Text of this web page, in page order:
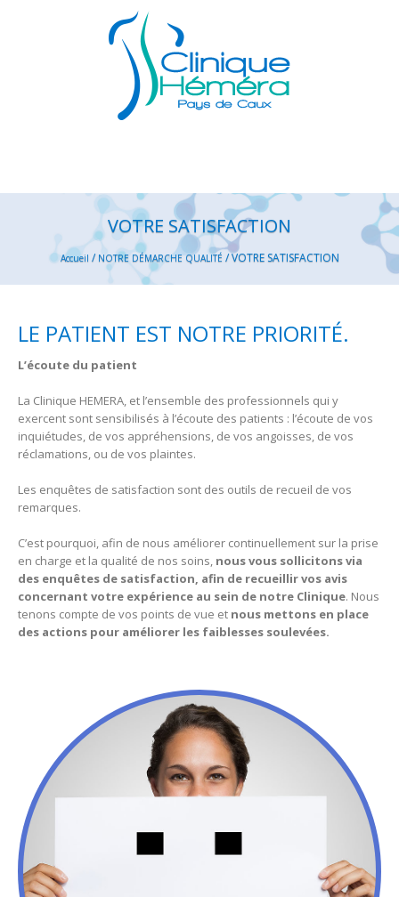
VOTRE SATISFACTION
Accueil / NOTRE DÉMARCHE QUALITÉ /VOTRE SATISFACTION
LE PATIENT EST NOTRE PRIORITÉ.
L’écoute du patient
La Clinique HEMERA, et l’ensemble des professionnels qui y
exercent sont sensibilisés à l’écoute des patients : l’écoute de vos
inquiétudes, de vos appréhensions, de vos angoisses, de vos
réclamations, ou de vos plaintes.
Les enquêtes de satisfaction sont des outils de recueil de vos
remarques.
C’est pourquoi, afin de nous améliorer continuellement sur la prise
en charge et la qualité de nos soins, nous vous sollicitons via
des enquêtes de satisfaction, afin de recueillir vos avis
concernant votre expérience au sein de notre Clinique. Nous
tenons compte de vos points de vue et nous mettons en place
des actions pour améliorer les faiblesses soulevées.